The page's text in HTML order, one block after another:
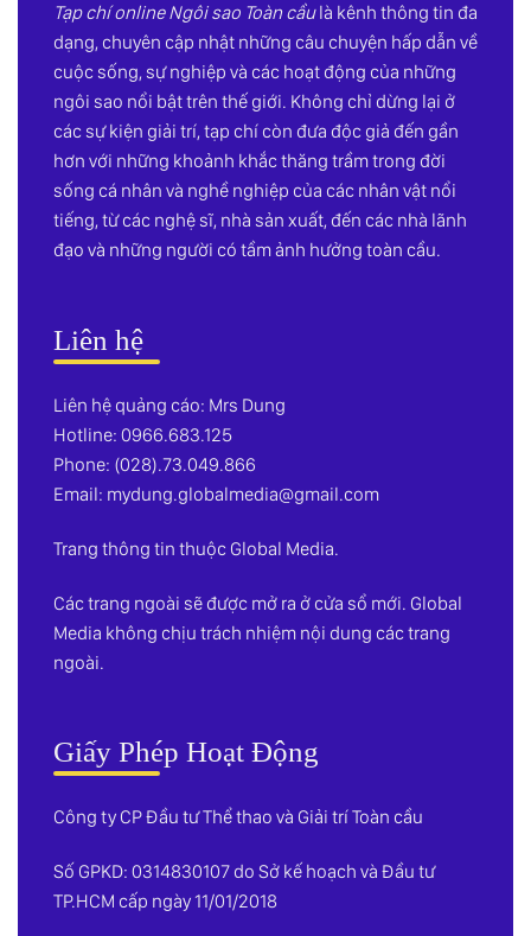
Tạp chí online Ngôi sao Toàn cầulà kênh thông tin đa
dạng, chuyên cập nhật những câu chuyện hấp dẫn về
cuộc sống, sự nghiệp và các hoạt động của những
ngôi sao nổi bật trên thế giới. Không chỉ dừng lại ở
các sự kiện giải trí, tạp chí còn đưa độc giả đến gần
hơn với những khoảnh khắc thăng trầm trong đời
sống cá nhân và nghề nghiệp của các nhân vật nổi
tiếng, từ các nghệ sĩ, nhà sản xuất, đến các nhà lãnh
đạo và những người có tầm ảnh hưởng toàn cầu.
Liên hệ
Liên hệ quảng cáo: Mrs Dung
Hotline: 0966.683.125
Phone: (028).73.049.866
Email: mydung.globalmedia@gmail.com
Trang thông tin thuộc Global Media.
Các trang ngoài sẽ được mở ra ở cửa sổ mới. Global
Media không chịu trách nhiệm nội dung các trang
ngoài.
Giấy Phép Hoạt Động
Công ty CP Đầu tư Thể thao và Giải trí Toàn cầu
Số GPKD: 0314830107 do Sở kế hoạch và Đầu tư
TP.HCM cấp ngày 11/01/2018